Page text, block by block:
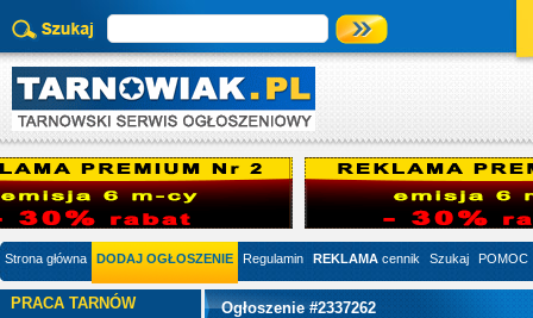
Strona główna DODAJ OGŁOSZENIE Regulamin REKLAMA cennik Szukaj POMOC
PRACA TARNÓW Ogłoszenie #2337262